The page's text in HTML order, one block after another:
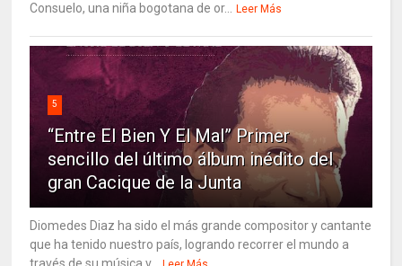
Consuelo, una niña bogotana de or...
Leer Más
5
“Entre El Bien Y El Mal” Primer
sencillo del último álbum inédito del
gran Cacique de la Junta
Diomedes Diaz ha sido el más grande compositor y cantante
que ha tenido nuestro país, logrando recorrer el mundo a